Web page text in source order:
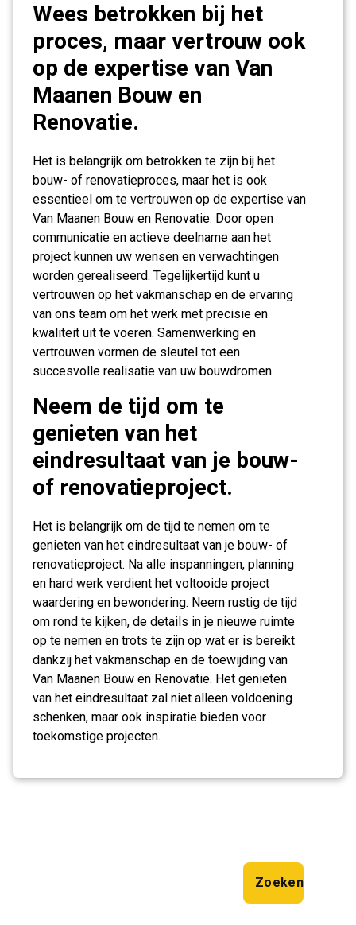
Wees betrokken bij het
proces, maar vertrouw ook
op de expertise van Van
Maanen Bouw en
Renovatie.
Het is belangrijk om betrokken te zijn bij het
bouw- of renovatieproces, maar het is ook
essentieel om te vertrouwen op de expertise van
Van Maanen Bouw en Renovatie. Door open
communicatie en actieve deelname aan het
project kunnen uw wensen en verwachtingen
worden gerealiseerd. Tegelijkertijd kunt u
vertrouwen op het vakmanschap en de ervaring
van ons team om het werk met precisie en
kwaliteit uit te voeren. Samenwerking en
vertrouwen vormen de sleutel tot een
succesvolle realisatie van uw bouwdromen.
Neem de tijd om te
genieten van het
eindresultaat van je bouw-
of renovatieproject.
Het is belangrijk om de tijd te nemen om te
genieten van het eindresultaat van je bouw- of
renovatieproject. Na alle inspanningen, planning
en hard werk verdient het voltooide project
waardering en bewondering. Neem rustig de tijd
om rond te kijken, de details in je nieuwe ruimte
op te nemen en trots te zijn op wat er is bereikt
dankzij het vakmanschap en de toewijding van
Van Maanen Bouw en Renovatie. Het genieten
van het eindresultaat zal niet alleen voldoening
schenken, maar ook inspiratie bieden voor
toekomstige projecten.
Zoeken